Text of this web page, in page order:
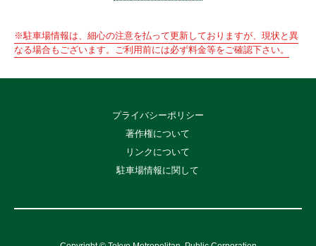
※駐車場情報は、細心の注意を払って更新しておりますが、現状と異
なる場合もございます。ご利用前には必ず料金等をご確認下さい。
プライバシーポリシー
著作権について
リンクについて
駐車場情報に関して